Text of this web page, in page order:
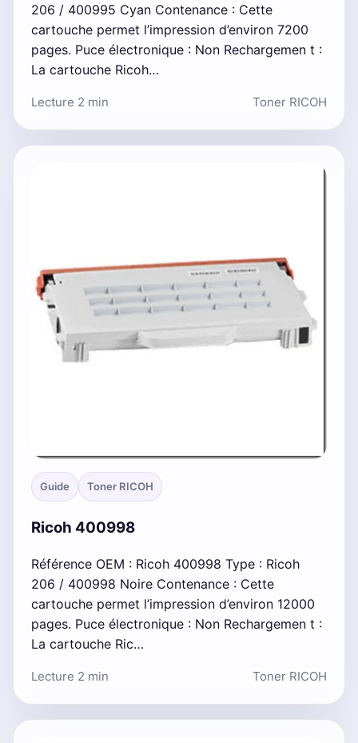
206 / 400995 Cyan Contenance : Cette
cartouche permet l’impression d’environ 7200
pages. Puce électronique : Non Rechargemen t :
La cartouche Ricoh…
Lecture 2 min Toner RICOH
Guide Toner RICOH
Ricoh 400998
Référence OEM : Ricoh 400998 Type : Ricoh
206 / 400998 Noire Contenance : Cette
cartouche permet l’impression d’environ 12000
pages. Puce électronique : Non Rechargemen t :
La cartouche Ric…
Lecture 2 min Toner RICOH